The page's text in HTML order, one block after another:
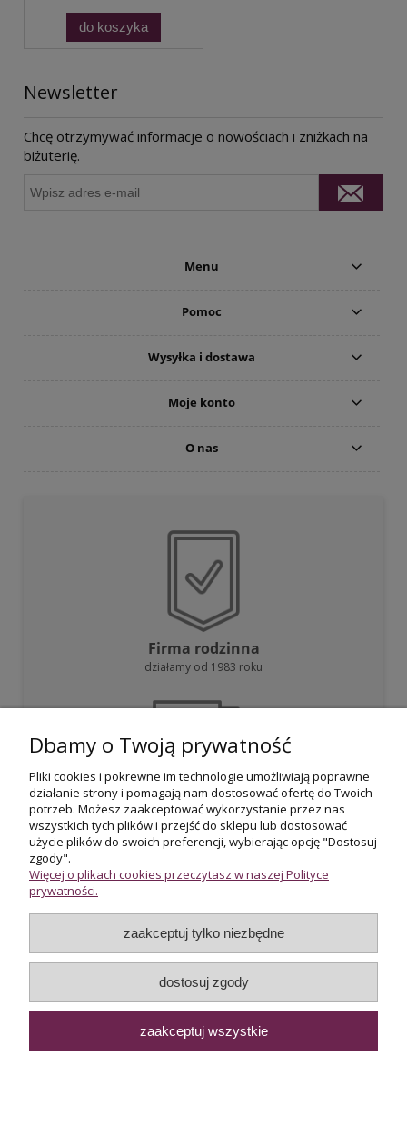
do koszyka
Newsletter
Chcę otrzymywać informacje o nowościach i zniżkach na
biżuterię.
Menu
Pomoc
Wysyłka i dostawa
Moje konto
O nas
Firma rodzinna
działamy od 1983 roku
Darmowa dostawa
przy zakupie powyżej 800 zł
Certyfikowani rzeczoznawcy
wycena i potwierdzenie jakości biżuterii
Internetowy sklep jubilerski Złoto-Orla | ul. Orla 13, 00-144
Warszawa |sklep@zloto-orla.pl|+48 22 620 67 66|WhatsApp|
Dbamy o Twoją prywatność
Pliki cookies i pokrewne im technologie umożliwiają poprawne
działanie strony i pomagają nam dostosować ofertę do Twoich
potrzeb. Możesz zaakceptować wykorzystanie przez nas
wszystkich tych plików i przejść do sklepu lub dostosować
użycie plików do swoich preferencji, wybierając opcję "Dostosuj
zgody".
Więcej o plikach cookies przeczytasz w naszej Polityce
prywatności.
zaakceptuj tylko niezbędne
dostosuj zgody
zaakceptuj wszystkie